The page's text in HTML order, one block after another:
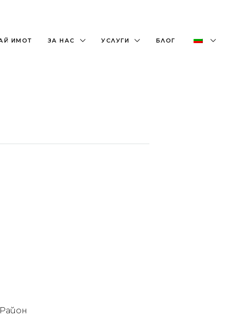
ИМОТ ЗА НАС УСЛУГИ БЛОГ